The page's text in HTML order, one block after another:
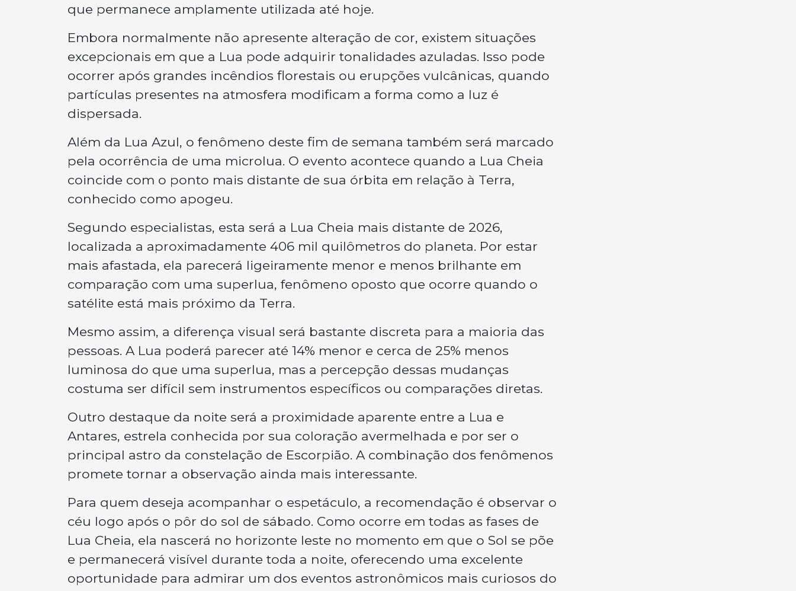
que permanece amplamente utilizada até hoje.
Embora normalmente não apresente alteração de cor, existem situações
excepcionais em que a Lua pode adquirir tonalidades azuladas. Isso pode
ocorrer após grandes incêndios florestais ou erupções vulcânicas, quando
partículas presentes na atmosfera modificam a forma como a luz é
dispersada.
Além da Lua Azul, o fenômeno deste fim de semana também será marcado
pela ocorrência de uma microlua. O evento acontece quando a Lua Cheia
coincide com o ponto mais distante de sua órbita em relação à Terra,
conhecido como apogeu.
Segundo especialistas, esta será a Lua Cheia mais distante de 2026,
localizada a aproximadamente 406 mil quilômetros do planeta. Por estar
mais afastada, ela parecerá ligeiramente menor e menos brilhante em
comparação com uma superlua, fenômeno oposto que ocorre quando o
satélite está mais próximo da Terra.
Mesmo assim, a diferença visual será bastante discreta para a maioria das
pessoas. A Lua poderá parecer até 14% menor e cerca de 25% menos
luminosa do que uma superlua, mas a percepção dessas mudanças
costuma ser difícil sem instrumentos específicos ou comparações diretas.
Outro destaque da noite será a proximidade aparente entre a Lua e
Antares, estrela conhecida por sua coloração avermelhada e por ser o
principal astro da constelação de Escorpião. A combinação dos fenômenos
promete tornar a observação ainda mais interessante.
Para quem deseja acompanhar o espetáculo, a recomendação é observar o
céu logo após o pôr do sol de sábado. Como ocorre em todas as fases de
Lua Cheia, ela nascerá no horizonte leste no momento em que o Sol se põe
e permanecerá visível durante toda a noite, oferecendo uma excelente
oportunidade para admirar um dos eventos astronômicos mais curiosos do